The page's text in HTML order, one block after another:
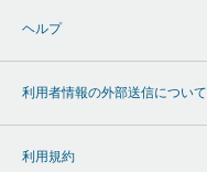
ヘルプ
利用者情報の外部送信について
利用規約